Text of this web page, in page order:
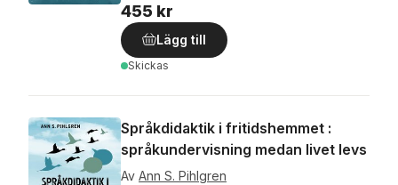
455 kr
Lägg till
Skickas
Språkdidaktik i fritidshemmet :
språkundervisning medan livet levs
Av Ann S. Pihlgren